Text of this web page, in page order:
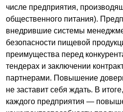
числе предприятия,
общественного питания).
внедрившие системы
безопасности пищевой
преимущества перед
тендерах и заключении
партнерами. Повышение
не заставит себя ждать. В
каждого предприятия —